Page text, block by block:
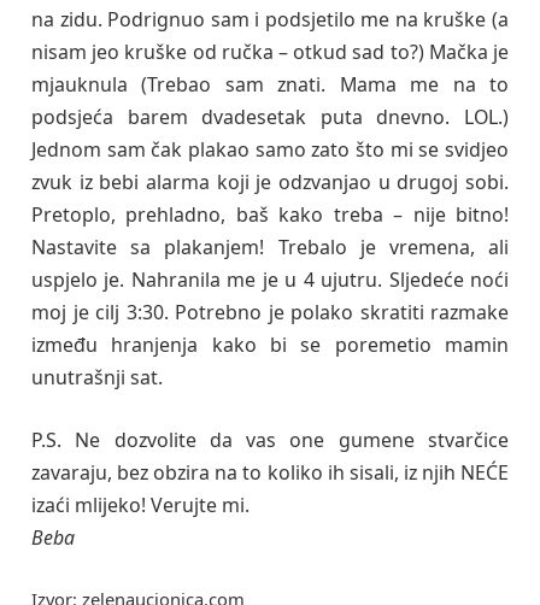
na zidu. Podrignuo sam i podsjetilo me na kruške (a
nisam jeo kruške od ručka – otkud sad to?) Mačka je
mjauknula (Trebao sam znati. Mama me na to
podsjeća barem dvadesetak puta dnevno. LOL.)
Jednom sam čak plakao samo zato što mi se svidjeo
zvuk iz bebi alarma koji je odzvanjao u drugoj sobi.
Pretoplo, prehladno, baš kako treba – nije bitno!
Nastavite sa plakanjem! Trebalo je vremena, ali
uspjelo je. Nahranila me je u 4 ujutru. Sljedeće noći
moj je cilj 3:30. Potrebno je polako skratiti razmake
između hranjenja kako bi se poremetio mamin
unutrašnji sat.
P.S. Ne dozvolite da vas one gumene stvarčice
zavaraju, bez obzira na to koliko ih sisali, iz njih NEĆE
izaći mlijeko! Verujte mi.
Beba
Izvor: zelenaucionica.com